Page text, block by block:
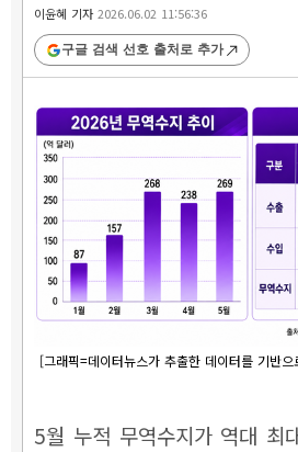
이윤혜 기자2026.06.02 11:56:36
구글 검색 선호 출처로 추가
[그래픽=데이터뉴스가 추출한 데이터를 기반
5월 누적 무역수지가 역대 최